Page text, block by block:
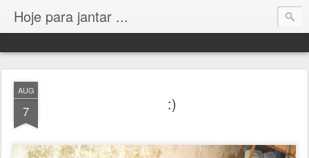
Hoje para jantar ...
AUG
7 :)